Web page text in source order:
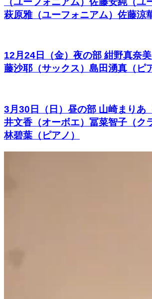
萩原雅（ユーフォニアム）佐藤涼
12月24日（金）夜の部 紺野真奈
藤沙耶（サックス）島田湧真（ピ
3月30日（日）昼の部 山崎まりあ
井文香（オーボエ）冨菜智子（ク
林碧葉（ピアノ）